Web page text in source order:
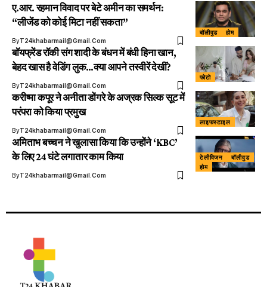
बॉलीवुड होम
ए.आर. रहमान विवाद पर बेटे अमीन का समर्थन:
“लीजेंड को कोई मिटा नहीं सकता”
ByT24khabarmail@gmail.com
फोटो
बॉयफ्रेंड रॉकी संग शादी के बंधन में बंधी हिना खान,
बेहद खास है वेडिंग लुक…क्या आपने तस्वीरें देखीं?
ByT24khabarmail@gmail.com
लाइफस्टाइल
करीष्मा कपूर ने अनीता डोंगरे के अज्रक सिल्क सूट में
परंपरा को किया प्रमुख
ByT24khabarmail@gmail.com
टेलीविजन
बॉलीवुड
होम
अमिताभ बच्चन ने खुलासा किया कि उन्होंने ‘KBC’
के लिए 24 घंटे लगातार काम किया
ByT24khabarmail@gmail.com